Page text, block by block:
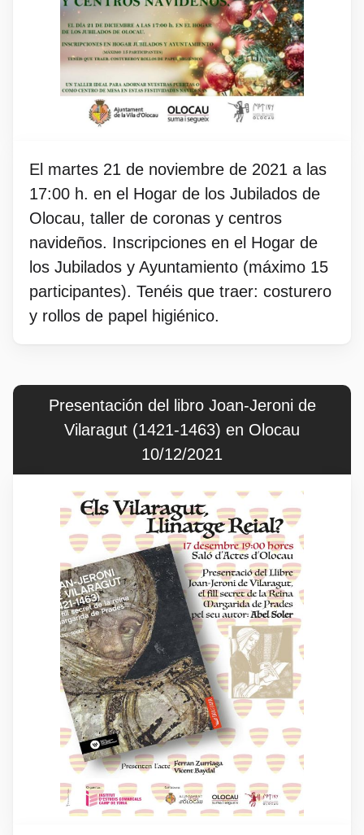
El martes 21 de noviembre de 2021 a las
17:00 h. en el Hogar de los Jubilados de
Olocau, taller de coronas y centros
navideños. Inscripciones en el Hogar de
los Jubilados y Ayuntamiento (máximo 15
participantes). Tenéis que traer: costurero
y rollos de papel higiénico.
Presentación del libro Joan-Jeroni de
Vilaragut (1421-1463) en Olocau
10/12/2021